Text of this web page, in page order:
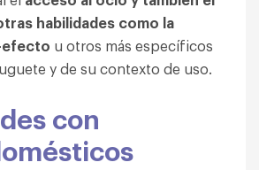
habilidades como la
efecto u otros más específicos
y de su contexto de uso.
con